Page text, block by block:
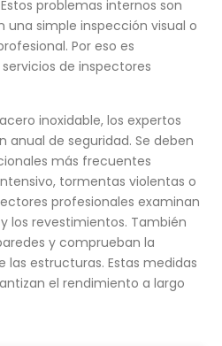
problemas internos son
simple inspección visual o
Por eso es
de inspectores
inoxidable, los expertos
anual de seguridad. Se deben
más frecuentes
tormentas violentas o
profesionales examinan
los revestimientos. También
y comprueban la
las estructuras. Estas medidas
elrendimiento a largo